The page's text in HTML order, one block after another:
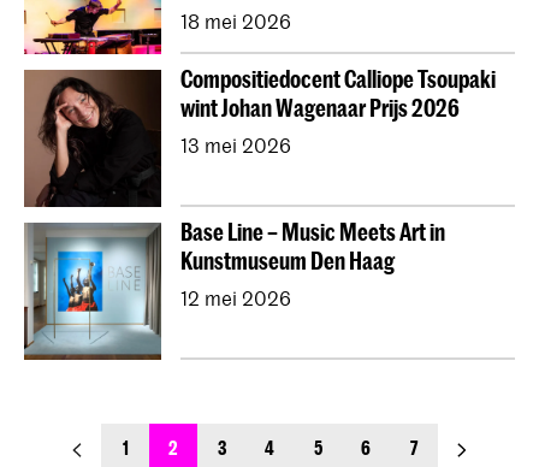
18 mei 2026
Compositiedocent Calliope Tsoupaki
wint Johan Wagenaar Prijs 2026
13 mei 2026
Base Line – Music Meets Art in
Kunstmuseum Den Haag
12 mei 2026
previous_page
1 2 3 4 5 6 7 next_page